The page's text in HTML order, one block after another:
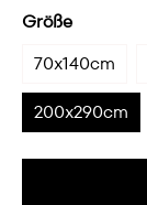
Größe
70x140cm
200x290cm